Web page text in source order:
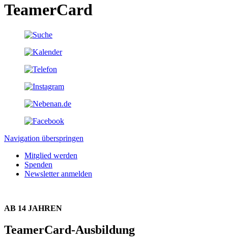
TeamerCard
Navigation überspringen
Mitglied werden
Spenden
Newsletter anmelden
AB 14 JAHREN
TeamerCard-Ausbildung